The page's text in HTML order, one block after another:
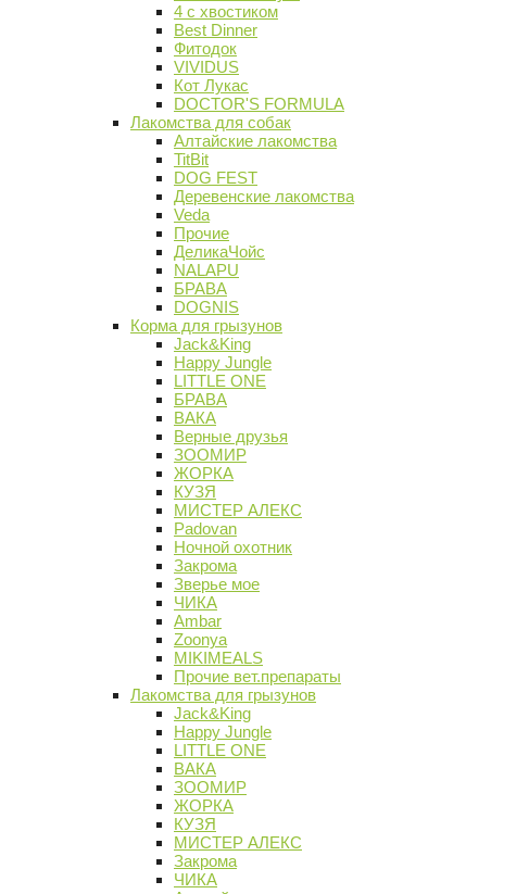
4 с хвостиком
Best Dinner
Фитодок
VIVIDUS
Кот Лукас
DOCTOR'S FORMULA
Лакомства для собак
Алтайские лакомства
TitBit
DOG FEST
Деревенские лакомства
Veda
Прочие
ДеликаЧойс
NALAPU
БРАВА
DOGNIS
Корма для грызунов
Jack&King
Happy Jungle
LITTLE ONE
БРАВА
ВАКА
Верные друзья
ЗООМИР
ЖОРКА
КУЗЯ
МИСТЕР АЛЕКС
Padovan
Ночной охотник
Закрома
Зверье мое
ЧИКА
Ambar
Zoonya
MIKIMEALS
Прочие вет.препараты
Лакомства для грызунов
Jack&King
Happy Jungle
LITTLE ONE
ВАКА
ЗООМИР
ЖОРКА
КУЗЯ
МИСТЕР АЛЕКС
Закрома
ЧИКА